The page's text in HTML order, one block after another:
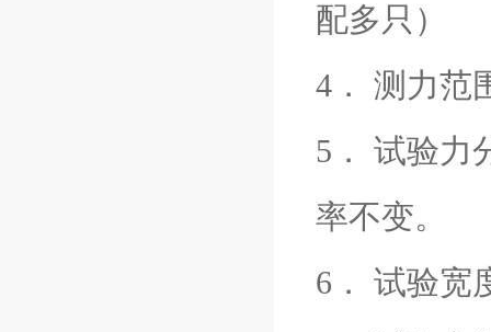
配多只）
4． 测力范
5． 试验力
率不变。
6． 试验宽